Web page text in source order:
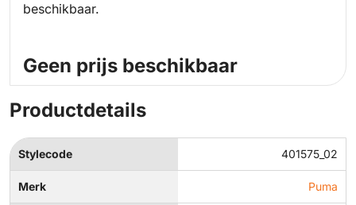
beschikbaar.
Geen prijs beschikbaar
Productdetails
Stylecode 401575_02
Merk Puma